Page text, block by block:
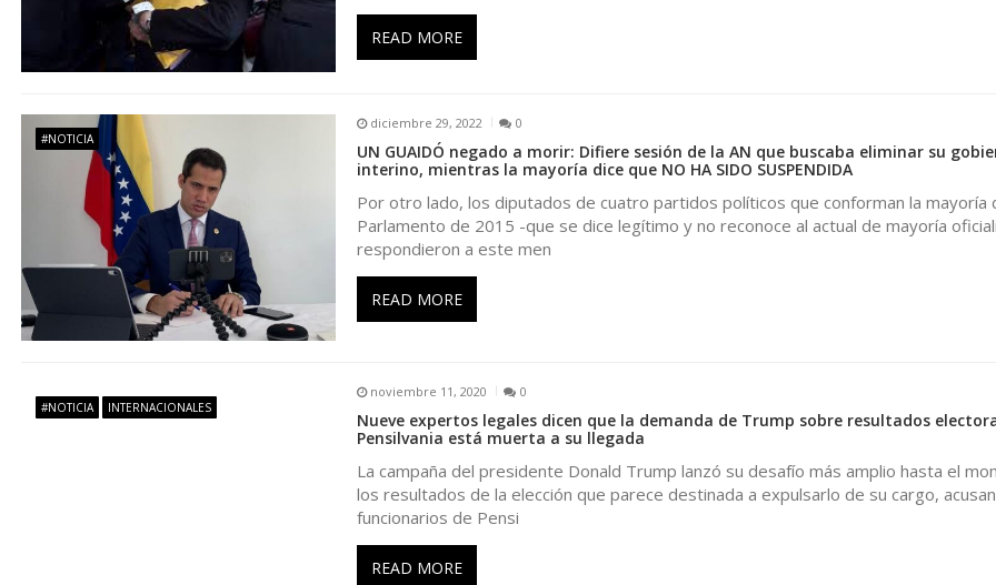
ó
n
e
n
t
READ MORE
#NOTICIA
diciembre 29, 2022 0
UN GUAIDÓ negado a morir: Difiere sesión de la AN que buscaba eliminar su
interino, mientras la mayoría dice que NO HA SIDO SUSPENDIDA
Por otro lado, los diputados de cuatro partidos políticos que conforman la mayoría
Parlamento de 2015 -que se dice legítimo y no reconoce al actual de mayoría
respondieron a este men
READ MORE
#NOTICIA INTERNACIONALES
noviembre 11, 2020 0
Nueve expertos legales dicen que la demanda de Trump sobre resultados
Pensilvania está muerta a su llegada
La campaña del presidente Donald Trump lanzó su desafío más amplio hasta el
los resultados de la elección que parece destinada a expulsarlo de su cargo,
funcionarios de Pensi
READ MORE